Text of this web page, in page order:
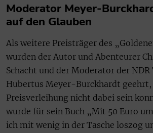
Moderator Meyer-
auf den Glauben
Als weitere Preisträger des
wurden der Autor und Abenteurer
Schacht und der Moderator der NDR
Hubertus Meyer-Burckhardt geehrt,
Preisverleihung nicht dabei sein
wurde für sein Buch „Mit 50 Euro
ich mit wenig in der Tasche loszog